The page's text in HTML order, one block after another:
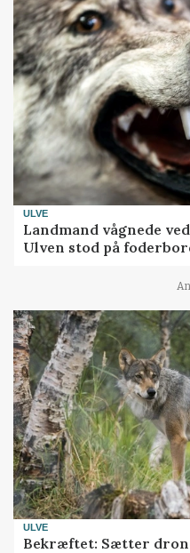
ULVE
Landmand vågnede
Ulven stod på
ULVE
Bekræftet: Sætter